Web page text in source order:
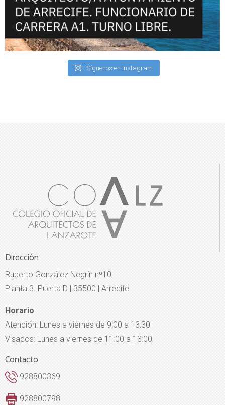
Síguenos en Instagram
Dirección
Ruperto González Negrín nº10
Planta 3. Puerta D | 35500 | Arrecife
Horario
Atención: Lunes a viernes de 9:00 a 13:30
Visados: Lunes a viernes de 11:00 a 13:00
Contacto
928800369
928800798